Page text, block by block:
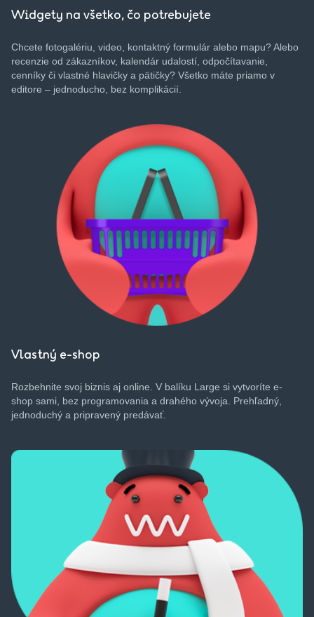
Widgety na všetko, čo potrebujete
Chcete fotogalériu, video, kontaktný formulár alebo mapu?Alebo
recenzie od zákazníkov, kalendár udalostí, odpočítavanie,
cenníky či vlastné hlavičky a pätičky? Všetko máte priamo v
editore – jednoducho, bez komplikácií.
Vlastný e-shop
Rozbehnite svoj biznis aj online. V balíku Large si vytvoríte e-
shop sami , bez programovania a drahého vývoja Prehľadný
jednoduchý a pripravený predávať.